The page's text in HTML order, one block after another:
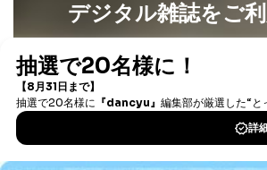
しくは抄本、または住民票をご提出
可能です。
下記書類のうち、いずれかを同封し
（本籍地を塗りつぶしたものをご用
・運転免許証の写し
・住民票の写し
・健康保険証の被保険者証の写し
デジタル雑誌をご
書籍）が無料で読み放題
DOWNLOAD FOR IOS